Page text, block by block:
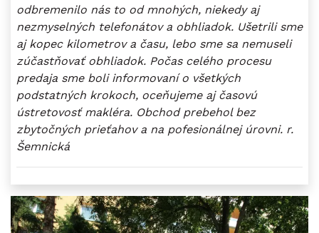
odbremenilo nás to od mnohých, niekedy aj
nezmyselných telefonátov a obhliadok. Ušetrili sme
aj kopec kilometrov a času, lebo sme sa nemuseli
zúčastňovať obhliadok. Počas celého procesu
predaja sme boli informovaní o všetkých
podstatných krokoch, oceňujeme aj časovú
ústretovosť makléra. Obchod prebehol bez
zbytočných prieťahov a na pofesionálnej úrovni. r.
Šemnická